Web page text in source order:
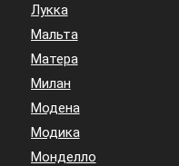
Лукка
Мальта
Матера
Милан
Модена
Модика
Монделло